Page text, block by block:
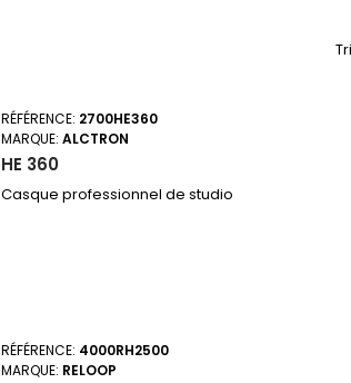
RÉFÉRENCE: 2700HE360
MARQUE:ALCTRON
HE 360
Casque professionnel de studio
RÉFÉRENCE: 4000RH2500
MARQUE: RELOOP